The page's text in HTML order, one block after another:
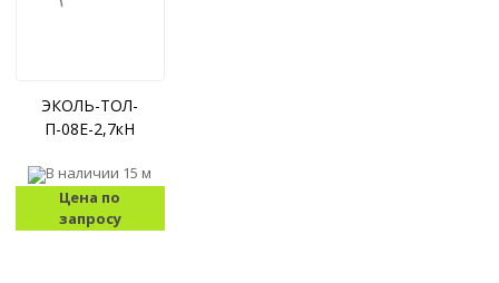
ЭКОЛЬ-ТОЛ-
П-08Е-2,7кН
В наличии 15 м
Цена по
запросу